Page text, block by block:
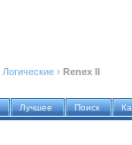
Логические › Renex II
Лучшее Поиск